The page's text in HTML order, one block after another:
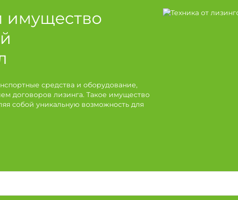
имущество
средства и оборудование,
договоров лизинга. Такое имущество
собой уникальную возможность для